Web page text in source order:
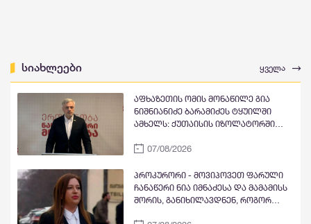
სიახლეები ყველა
აფხაზეთის ომის მონაწილე გია
ნიშნიანიძე ბარამიძეს ტყუილში
ამხელს: ქუთაისის იზოლატორში
მეომარი, იმავე დღეს გავფრინდი
არძინბა, ოზგანი და ბესლან
კობახია, მოიყვანეს ჩვენი ბიჭები და
მოხდა გაცვლა ყველა ყველაზე. რა
07/08/2026
პროკურორი - მოვიპოვეთ ფარული
ჩანაწერი ნია იმნაძესა და მამამისს
შორის, განიხილავდნენ, როგორ